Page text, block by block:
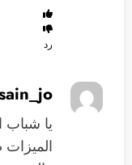
رد
يا شباب